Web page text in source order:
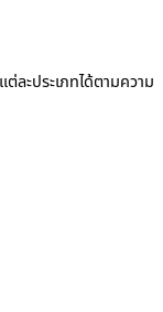
ะประเภทได้ตามความ